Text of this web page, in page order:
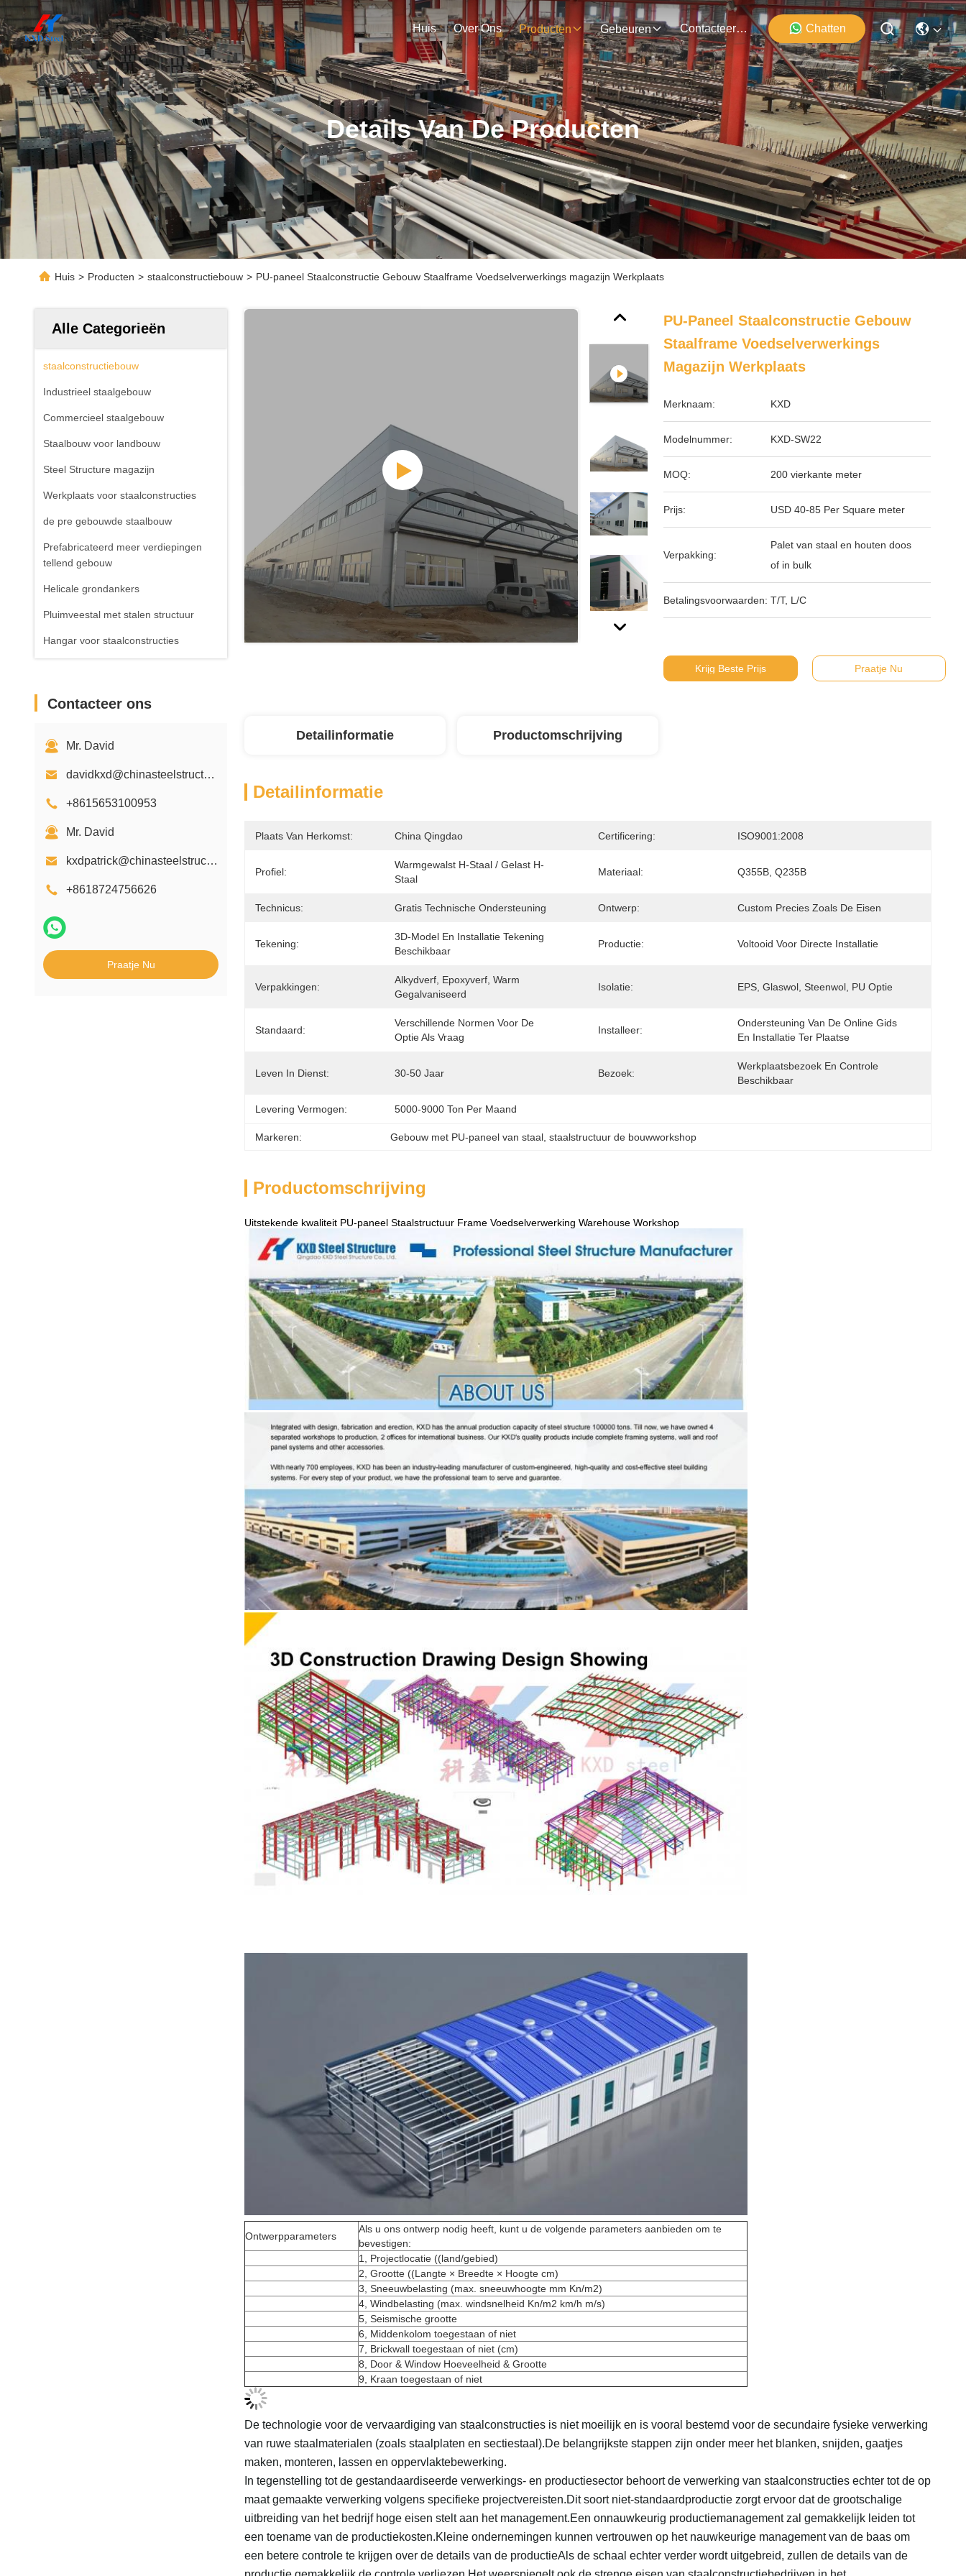
Huis Over Ons Producten Gebeuren Contacteer Ons Chatten
Details Van De Producten
Huis > Producten > staalconstructiebouw > PU-paneel Staalconstructie Gebouw Staalframe Voedselverwerkings magazijn Werkplaats
Alle Categorieën
staalconstructiebouw
Industrieel staalgebouw
Commercieel staalgebouw
Staalbouw voor landbouw
Steel Structure magazijn
Werkplaats voor staalconstructies
de pre gebouwde staalbouw
Prefabricateerd meer verdiepingen
tellend gebouw
Helicale grondankers
Pluimveestal met stalen structuur
Hangar voor staalconstructies
Contacteer ons
Mr. David
davidkxd@chinasteelstructure.cn
+8615653100953
Mr. David
kxdpatrick@chinasteelstructure.cn
+8618724756626
Praatje Nu
PU-Paneel Staalconstructie Gebouw
Staalframe Voedselverwerkings
Magazijn Werkplaats
Merknaam: KXD
Modelnummer: KXD-SW22
MOQ: 200 vierkante meter
Prijs: USD 40-85 Per Square meter
Verpakking:
Palet van staal en houten doos
of in bulk
Betalingsvoorwaarden: T/T, L/C
Krijg Beste Prijs Praatje Nu
Detailinformatie Productomschrijving
Detailinformatie
Plaats Van Herkomst: China Qingdao Certificering: ISO9001:2008
Profiel:
Warmgewalst H-Staal / Gelast H-
Staal
Materiaal: Q355B, Q235B
Technicus: Gratis Technische Ondersteuning Ontwerp: Custom Precies Zoals De Eisen
Tekening:
3D-Model En Installatie Tekening
Beschikbaar
Productie: Voltooid Voor Directe Installatie
Verpakkingen:
Alkydverf, Epoxyverf, Warm
Gegalvaniseerd
Isolatie: EPS, Glaswol, Steenwol, PU Optie
Standaard:
Verschillende Normen Voor De
Optie Als Vraag
Installeer:
Ondersteuning Van De Online Gids
En Installatie Ter Plaatse
Leven In Dienst: 30-50 Jaar Bezoek:
Werkplaatsbezoek En Controle
Beschikbaar
Levering Vermogen: 5000-9000 Ton Per Maand
Markeren: Gebouw met PU-paneel van staal , staalstructuur de bouwworkshop
Productomschrijving
Uitstekende kwaliteit PU-paneel Staalstructuur Frame Voedselverwerking Warehouse Workshop
Ontwerpparameters
Als u ons ontwerp nodig heeft, kunt u de volgende parameters aanbieden om te
bevestigen:
1, Projectlocatie ((land/gebied)
2, Grootte ((Langte × Breedte × Hoogte cm)
3, Sneeuwbelasting (max. sneeuwhoogte mm Kn/m2)
4, Windbelasting (max. windsnelheid Kn/m2 km/h m/s)
5, Seismische grootte
6, Middenkolom toegestaan of niet
7, Brickwall toegestaan of niet (cm)
8, Door & Window Hoeveelheid & Grootte
9, Kraan toegestaan of niet
De technologie voor de vervaardiging van staalconstructies is niet moeilijk en is vooral bestemd voor de secundaire fysieke verwerking
van ruwe staalmaterialen (zoals staalplaten en sectiestaal).De belangrijkste stappen zijn onder meer het blanken, snijden, gaatjes
maken, monteren, lassen en oppervlaktebewerking.
In tegenstelling tot de gestandaardiseerde verwerkings- en productiesector behoort de verwerking van staalconstructies echter tot de op
maat gemaakte verwerking volgens specifieke projectvereisten.Dit soort niet-standaardproductie zorgt ervoor dat de grootschalige
uitbreiding van het bedrijf hoge eisen stelt aan het management.Een onnauwkeurig productiemanagement zal gemakkelijk leiden tot
een toename van de productiekosten.Kleine ondernemingen kunnen vertrouwen op het nauwkeurige management van de baas om
een betere controle te krijgen over de details van de productieAls de schaal echter verder wordt uitgebreid, zullen de details van de